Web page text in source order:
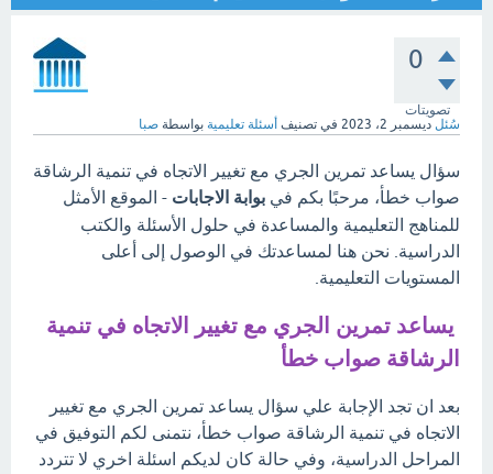
0
تصويتات
سُئل ديسمبر 2، 2023 في تصنيف أسئلة تعليمية بواسطة صبا
سؤال يساعد تمرين الجري مع تغيير الاتجاه في تنمية الرشاقة
صواب خطأ، مرحبًا بكم في بوابة الاجابات - الموقع الأمثل
للمناهج التعليمية والمساعدة في حلول الأسئلة والكتب
الدراسية. نحن هنا لمساعدتك في الوصول إلى أعلى
المستويات التعليمية.
يساعد تمرين الجري مع تغيير الاتجاه في تنمية
الرشاقة صواب خطأ
بعد ان تجد الإجابة علي سؤال يساعد تمرين الجري مع تغيير
الاتجاه في تنمية الرشاقة صواب خطأ، نتمنى لكم التوفيق في
المراحل الدراسية، وفي حالة كان لديكم اسئلة اخري لا تتردد